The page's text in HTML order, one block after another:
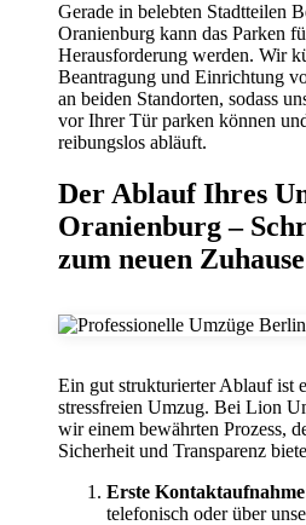
Gerade in belebten Stadtteilen
Oranienburg kann das Parken
Herausforderung werden. Wir
Beantragung und Einrichtung
an beiden Standorten, sodass
vor Ihrer Tür parken können
reibungslos abläuft.
Der Ablauf Ihres
Oranienburg –
zum neuen Zuhause
Ein gut strukturierter Ablauf ist
stressfreien Umzug. Bei Lion
wir einem bewährten Prozess,
Sicherheit und Transparenz
Erste
telefonisch oder über